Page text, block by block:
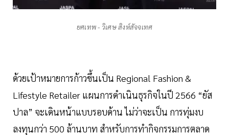
ยศเทพ - วิเศษ สิงห์สัจจเทศ
ด้วยเป้าหมายการก้าวขึ้นเป็น Regional Fashion &
Lifestyle Retailer แผนการดำเนินธุรกิจในปี 2566 “ยัส
ปาล” จะเดินหน้าแบบรอบด้าน ไม่ว่าจะเป็น การทุ่มงบ
ลงทุนกว่า 500 ล้านบาท สำหรับการทำกิจกรรมการตลาด